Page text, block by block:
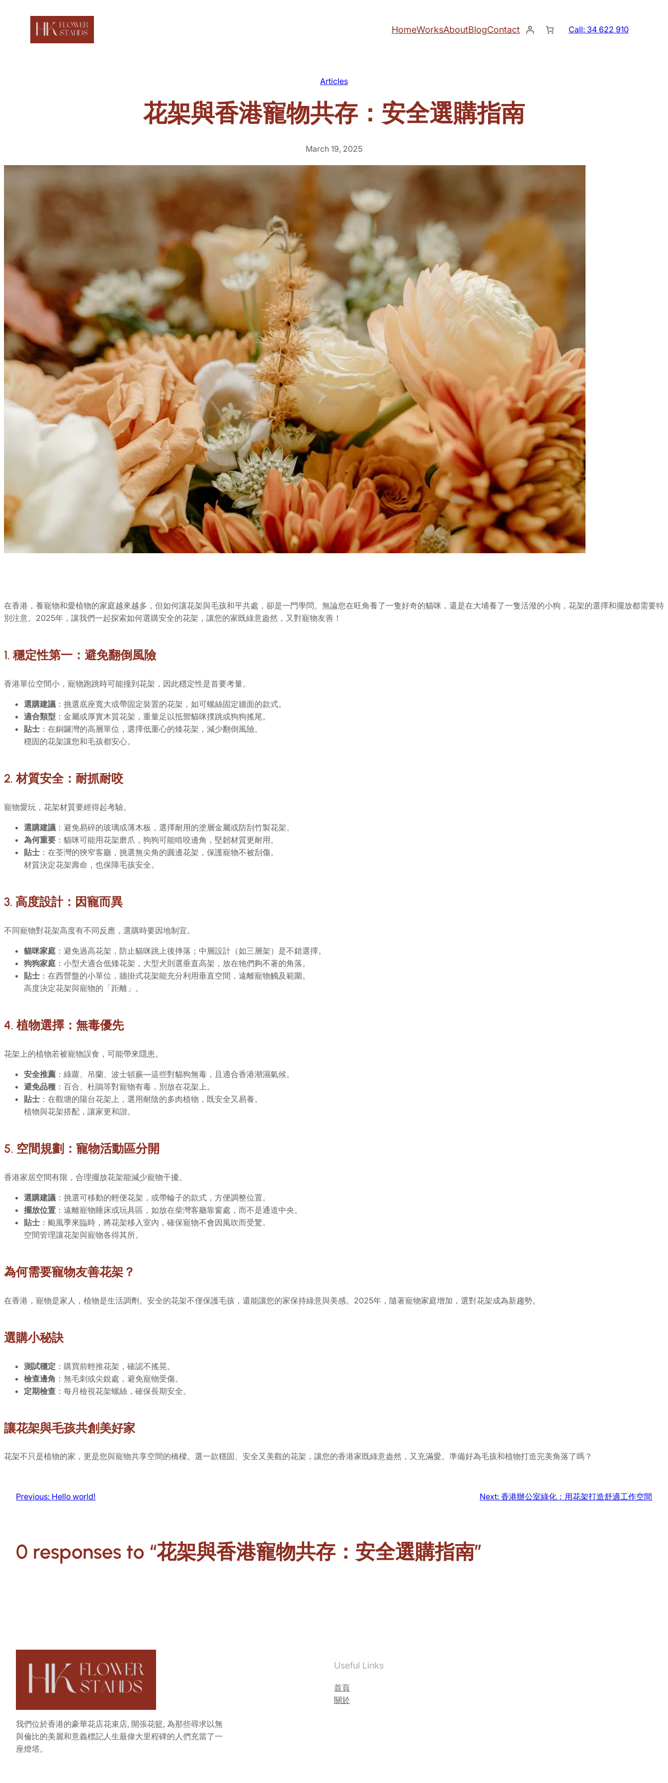
HomeWorksAboutBlogContact Call: 34 622 910
Articles
花架與香港寵物共存：安全選購指南
March 19, 2025
在香港，養寵物和愛植物的家庭越來越多，但如何讓花架與毛孩和平共處，卻是一門學問。無論您在旺角養了一隻好奇的貓咪，還是在大埔養了一隻活潑的小狗，花架的選擇和擺放都需要特
別注意。2025年，讓我們一起探索如何選購安全的花架，讓您的家既綠意盎然，又對寵物友善！
1. 穩定性第一：避免翻倒風險
香港單位空間小，寵物跑跳時可能撞到花架，因此穩定性是首要考量。
選購建議 ：挑選底座寬大或帶固定裝置的花架，如可螺絲固定牆面的款式。
適合類型 ：金屬或厚實木質花架，重量足以抵禦貓咪撲跳或狗狗搖尾。
貼士 ：在銅鑼灣的高層單位，選擇低重心的矮花架，減少翻倒風險。
穩固的花架讓您和毛孩都安心。
2. 材質安全：耐抓耐咬
寵物愛玩，花架材質要經得起考驗。
選購建議 ：避免易碎的玻璃或薄木板，選擇耐用的塗層金屬或防刮竹製花架。
為何重要 ：貓咪可能用花架磨爪，狗狗可能啃咬邊角，堅韌材質更耐用。
貼士 ：在荃灣的狹窄客廳，挑選無尖角的圓邊花架，保護寵物不被刮傷。
材質決定花架壽命，也保障毛孩安全。
3. 高度設計：因寵而異
不同寵物對花架高度有不同反應，選購時要因地制宜。
貓咪家庭 ：避免過高花架，防止貓咪跳上後摔落；中層設計（如三層架）是不錯選擇。
狗狗家庭 ：小型犬適合低矮花架，大型犬則選垂直高架，放在牠們夠不著的角落。
貼士 ：在西營盤的小單位，牆掛式花架能充分利用垂直空間，遠離寵物觸及範圍。
高度決定花架與寵物的「距離」。
4. 植物選擇：無毒優先
花架上的植物若被寵物誤食，可能帶來隱患。
安全推薦 ：綠蘿、吊蘭、波士頓蕨—這些對貓狗無毒，且適合香港潮濕氣候。
避免品種 ：百合、杜鵑等對寵物有毒，別放在花架上。
貼士 ：在觀塘的陽台花架上，選用耐陰的多肉植物，既安全又易養。
植物與花架搭配，讓家更和諧。
5. 空間規劃：寵物活動區分開
香港家居空間有限，合理擺放花架能減少寵物干擾。
選購建議 ：挑選可移動的輕便花架，或帶輪子的款式，方便調整位置。
擺放位置 ：遠離寵物睡床或玩具區，如放在柴灣客廳靠窗處，而不是通道中央。
貼士 ：颱風季來臨時，將花架移入室內，確保寵物不會因風吹而受驚。
空間管理讓花架與寵物各得其所。
為何需要寵物友善花架？
在香港，寵物是家人，植物是生活調劑。安全的花架不僅保護毛孩，還能讓您的家保持綠意與美感。2025年，隨著寵物家庭增加，選對花架成為新趨勢。
選購小秘訣
測試穩定 ：購買前輕推花架，確認不搖晃。
檢查邊角 ：無毛刺或尖銳處，避免寵物受傷。
定期檢查 ：每月檢視花架螺絲，確保長期安全。
讓花架與毛孩共創美好家
花架不只是植物的家，更是您與寵物共享空間的橋樑。選一款穩固、安全又美觀的花架，讓您的香港家既綠意盎然，又充滿愛。準備好為毛孩和植物打造完美角落了嗎？
Previous: Hello world! Next: 香港辦公室綠化：用花架打造舒適工作空間
0 responses to “花架與香港寵物共存：安全選購指南”
我們位於香港的豪華花店花束店, 開張花籃, 為那些尋求以無
與倫比的美麗和意義標記人生最偉大里程碑的人們充當了一
座燈塔。
Useful Links
首頁
關於